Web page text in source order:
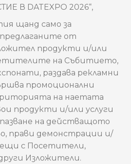
В DATEXPO 2026“,
щанд само за
от
продукти и/или
на Събитието,
раздава рекламни
промоционални
на наетата
продукти и/или услуги
на действащото
прави демонстрации и/
с Посетители,
Изложители.